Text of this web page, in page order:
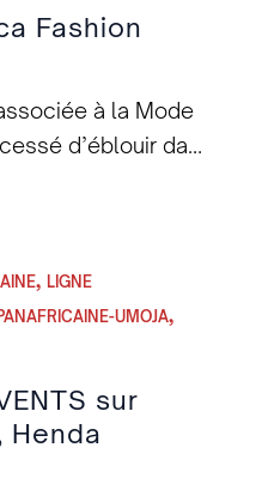
Fashion
à la Mode
d’éblouir dans
stylistes
, LIGNE
UMOJA,
sur
Henda